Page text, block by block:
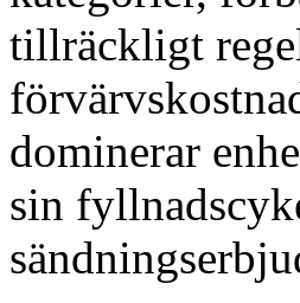
tillräckligt
dominerar
sin